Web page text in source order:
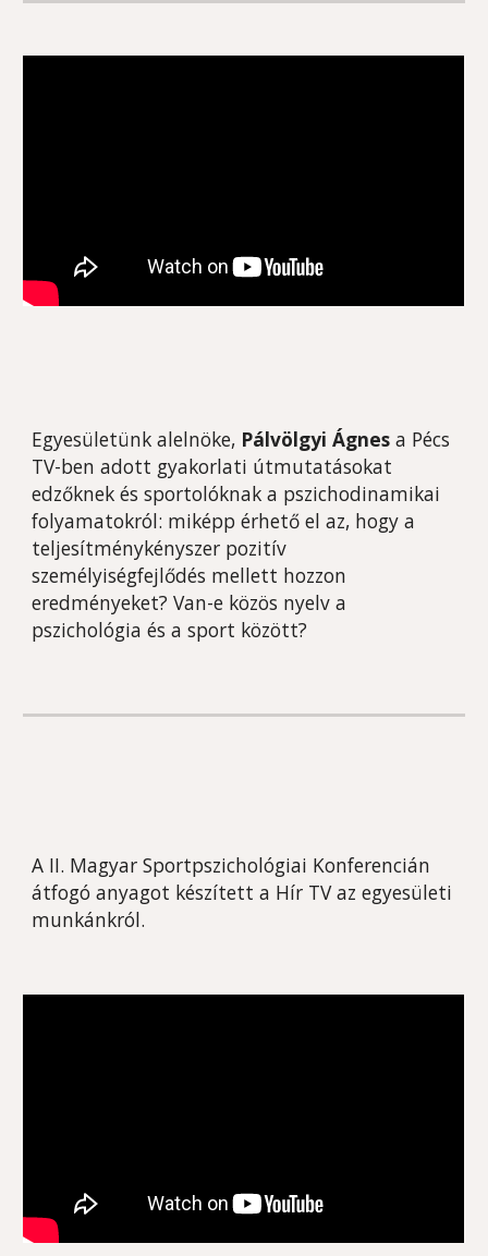
Egyesületünk alelnöke, Pálvölgyi Ágnesa Pécs
TV-ben adott gyakorlati útmutatásokat
edzőknek és sportolóknak a pszichodinamikai
folyamatokról: miképp érhető el az, hogy a
teljesítménykényszer pozitív
személyiségfejlődés mellett hozzon
eredményeket? Van-e közös nyelv a
pszichológia és a sport között?
A II. Magyar Sportpszichológiai Konferencián
átfogó anyagot készített a Hír TV az egyesületi
munkánkról.